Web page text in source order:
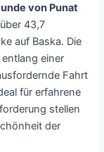
von Punat
43,7
auf Baska. Die
einer
Fahrt
für erfahrene
stellen
der